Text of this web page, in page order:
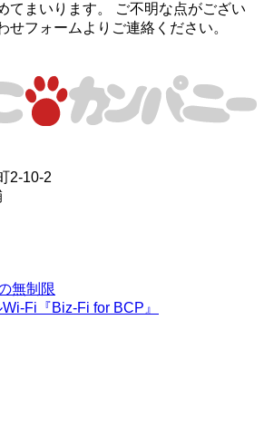
てまいります。 ご不明な点がござい
せフォームよりご連絡ください。
2-10-2
無制限
Fi『Biz-Fi for BCP』